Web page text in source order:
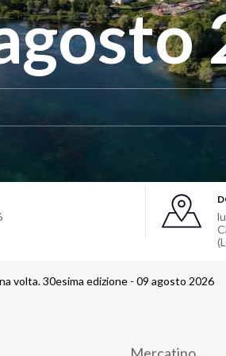
volta. 30esima edizione - 09 agosto 2026